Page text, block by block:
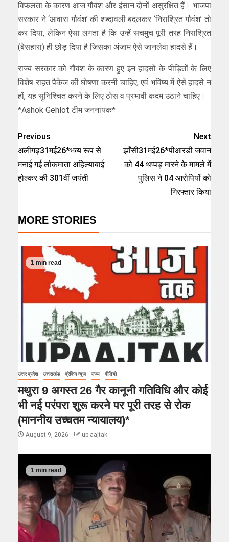
विफलता के कारण आज गौवंश और इंसान दोनों असुरक्षित हैं। भाजपा
सरकार ने ‘आवारा गौवंश’ की शब्दावली बदलकर ‘निराश्रित गौवंश’ तो
कर दिया, लेकिन ऐसा लगता है कि उन्हें सचमुच पूरी तरह निराश्रित
(बेसहारा) ही छोड़ दिया है जिसका अंजाम ऐसे जानलेवा हादसे हैं।
राज्य सरकार को गौवंश के कारण हुए इन हादसों के पीड़ितों के लिए
विशेष राहत पैकेज की घोषणा करनी चाहिए, एवं भविष्य में ऐसे हादसे न
हों, यह सुनिश्चित करने के लिए ठोस व प्रभावी कदम उठाने चाहिए।
*Ashok Gehlot टीम जननायक*
Previous
अलीगढ़31मई26*भव्य रूप से
मनाई गई लोकमाता अहिल्याबाई
होल्कर की 301वीं जयंती
Next
झाँसी31मई26*पीआरडी जवान
को 44 थप्पड़ मारने के मामले में
पुलिस ने 04 आरोपियों को
गिरफ्तार किया
MORE STORIES
1 min read
उत्तर प्रदेश उत्तराखंड ब्रेकिंग न्यूज़ राज्य वीडियो
मथुरा 9 अगस्त 26 गैर कानूनी गतिविधि और कोई
भी नई परंपरा शुरू करने पर पूरी तरह से रोक
(माननीय उच्चतम न्यायालय)*
August 9, 2026 up aajtak
1 min read